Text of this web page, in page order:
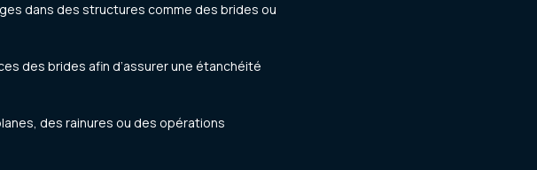
dans des structures comme des brides ou
des brides afin d’assurer une étanchéité
des rainures ou des opérations